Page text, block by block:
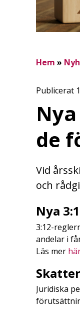
Hem »
Publicerat
de
Vid
och
Nya
3:12-
andelar i
Läs mer
Juridiska